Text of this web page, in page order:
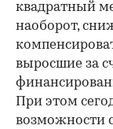
квадратный
наоборот,
выросшие за
При этом
возможности